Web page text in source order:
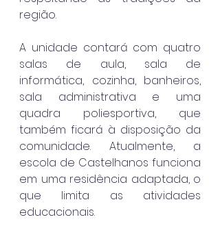
região.
A unidade contará com quatro
salas de aula, sala de
informática, cozinha, banheiros,
sala administrativa e uma
quadra poliesportiva, que
também ficará à disposição da
comunidade. Atualmente, a
escola de Castelhanos funciona
em uma residência adaptada, o
que limita as atividades
educacionais.